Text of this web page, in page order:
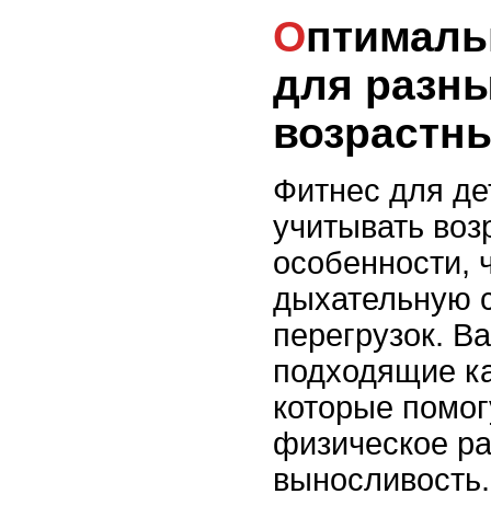
Оптимальная нагрузка
для
Фитнес для
учитывать
особенности,
дыхательную
перегрузок.
подходящие
которые
физическое
выносливость.